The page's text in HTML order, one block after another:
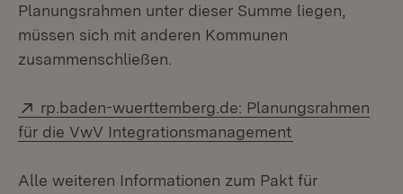
Planungsrahmen unter dieser Summe liegen,
müssen sich mit anderen Kommunen
zusammenschließen.
Extern:
rp.baden-wuerttemberg.de: Planungsrahmen
für die VwV Integrationsmanagement
Alle weiteren Informationen zum Pakt für